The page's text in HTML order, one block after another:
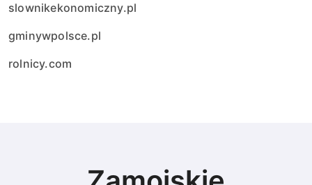
slownikekonomiczny.pl
gminywpolsce.pl
rolnicy.com